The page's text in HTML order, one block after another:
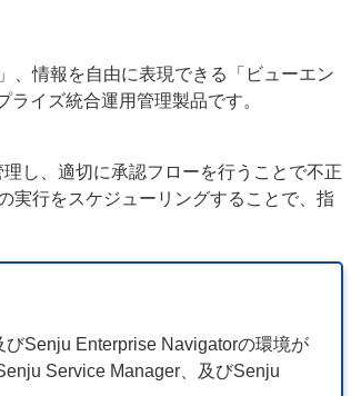
、情報を自由に表現できる「ビューエン
イズ統合運用管理製品です。
し、適切に承認フローを行うことで不正
実行をスケジューリングすることで、指
Senju Enterprise Navigatorの環境が
Service Manager、及びSenju